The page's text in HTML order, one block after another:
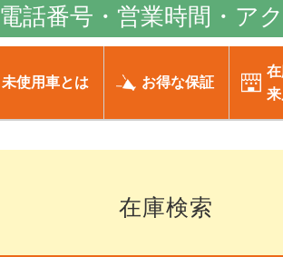
電話番号・営業時間・ア
未使用車とは お得な保証
在庫検索